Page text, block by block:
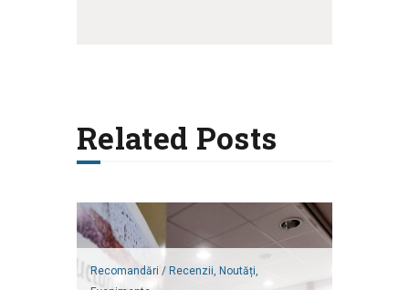
Related Posts
Recomandări / Recenzii, Noutăți,